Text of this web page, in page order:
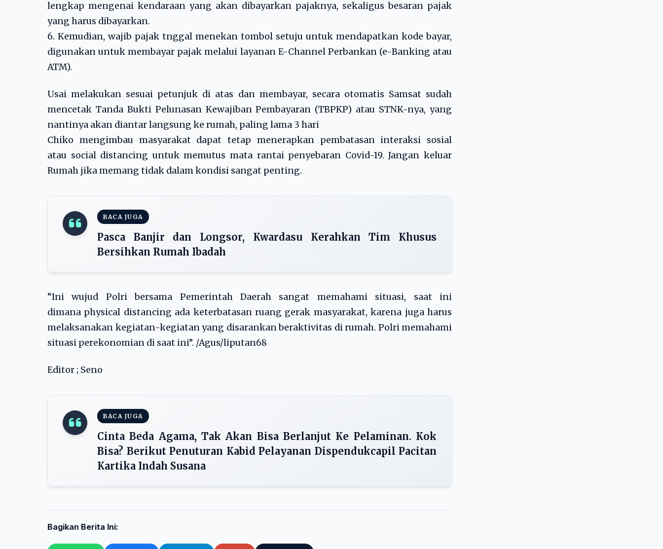
lengkap mengenai kendaraan yang akan dibayarkan pajaknya, sekaligus besaran pajak
yang harus dibayarkan.
6. Kemudian, wajib pajak tnggal menekan tombol setuju untuk mendapatkan kode bayar,
digunakan untuk membayar pajak melalui layanan E-Channel Perbankan (e-Banking atau
ATM).
Usai melakukan sesuai petunjuk di atas dan membayar, secara otomatis Samsat sudah
mencetak Tanda Bukti Pelunasan Kewajiban Pembayaran (TBPKP) atau STNK-nya, yang
nantinya akan diantar langsung ke rumah, paling lama 3 hari
Chiko mengimbau masyarakat dapat tetap menerapkan pembatasan interaksi sosial
atau social distancing untuk memutus mata rantai penyebaran Covid-19. Jangan keluar
Rumah jika memang tidak dalam kondisi sangat penting.
BACA JUGA
Pasca Banjir dan Longsor, Kwardasu Kerahkan Tim Khusus
Bersihkan Rumah Ibadah
“Ini wujud Polri bersama Pemerintah Daerah sangat memahami situasi, saat ini
dimana physical distancing ada keterbatasan ruang gerak masyarakat, karena juga harus
melaksanakan kegiatan-kegiatan yang disarankan beraktivitas di rumah. Polri memahami
situasi perekonomian di saat ini”. /Agus/liputan68
Editor ; Seno
BACA JUGA
Cinta Beda Agama, Tak Akan Bisa Berlanjut Ke Pelaminan. Kok
Bisa? Berikut Penuturan Kabid Pelayanan Dispendukcapil Pacitan
Kartika Indah Susana
Bagikan Berita Ini: